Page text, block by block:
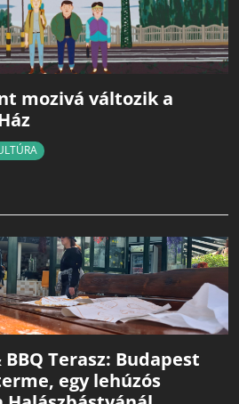
mozivá változik a
Terasz: Budapest
egy lehúzós